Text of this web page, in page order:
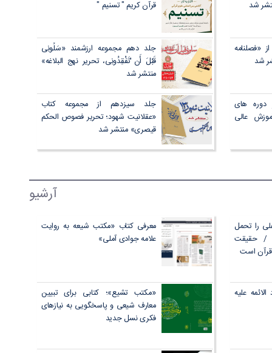
شد
«فصلنامه
شد
های
عالی
قرآن کریم " تسنیم "
جلد دهم مجموعه ارزشمند «سَلُونِی
قَبْلَ أَن ْتَفْقِدُونِی، تحریر نهج البلاغه»
منتشر شد
جلد سیزدهم از مجموعه کتاب
«عقلانیت شهود؛ تحریر فصوص الحکم
قیصری» منتشر شد
آرشیو
را تحمل
/ حقيقت
است
علیه
معرفی کتاب «مکتب شیعه به روایت
علامه جوادی آملی»
«مکتب تشیع»؛ کتابی برای تبیین
معارف شیعی و پاسخگویی به نیازهای
فکری نسل جدید